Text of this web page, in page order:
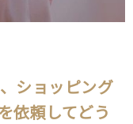
ショッピング
依頼してどう